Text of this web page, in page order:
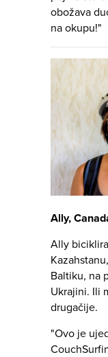
obožava
na okupu!"
Ally,
Ally
Baltiku, na
Ukrajini. Ili
drugačije.
"Ovo je